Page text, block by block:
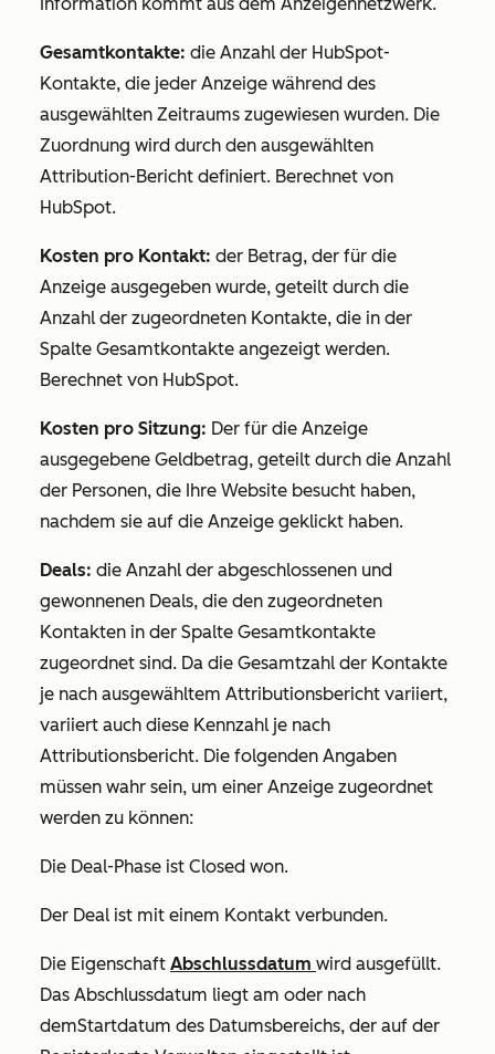
Gesamtkontakte: die Anzahl der HubSpot-
Kontakte, die jeder Anzeige während des
ausgewählten Zeitraums zugewiesen wurden. Die
Zuordnung wird durch den ausgewählten
Attribution-Bericht definiert. Berechnet von
HubSpot.
Kosten pro Kontakt: der Betrag, der für die
Anzeige ausgegeben wurde, geteilt durch die
Anzahl der zugeordneten Kontakte, die in der
Spalte Gesamtkontakte angezeigt werden.
Berechnet von HubSpot.
Kosten pro Sitzung: Der für die Anzeige
ausgegebene Geldbetrag, geteilt durch die Anzahl
der Personen, die Ihre Website besucht haben,
nachdem sie auf die Anzeige geklickt haben.
Deals: die Anzahl der abgeschlossenen und
gewonnenen Deals, die den zugeordneten
Kontakten in der Spalte Gesamtkontakte
zugeordnet sind. Da die Gesamtzahl der Kontakte
je nach ausgewähltem Attributionsbericht variiert,
variiert auch diese Kennzahl je nach
Attributionsbericht. Die folgenden Angaben
müssen wahr sein, um einer Anzeige zugeordnet
werden zu können:
Die Deal-Phase ist Closed won.
Der Deal ist mit einem Kontakt verbunden.
Die Eigenschaft Abschlussdatum wird ausgefüllt.
Das Abschlussdatum liegt am oder nach
demStartdatum des Datumsbereichs, der auf der